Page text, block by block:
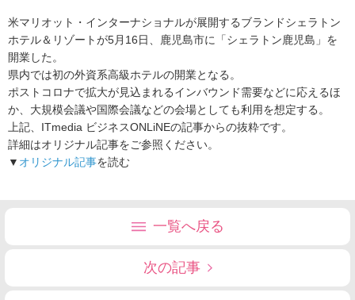
米マリオット・インターナショナルが展開するブランドシェラトン
ホテル＆リゾートが5月16日、鹿児島市に「シェラトン鹿児島」を
開業した。
県内では初の外資系高級ホテルの開業となる。
ポストコロナで拡大が見込まれるインバウンド需要などに応えるほ
か、大規模会議や国際会議などの会場としても利用を想定する。
上記、ITmedia ビジネスONLiNEの記事からの抜粋です。
詳細はオリジナル記事をご参照ください。
▼ オリジナル記事を読む
一覧へ戻る
次の記事